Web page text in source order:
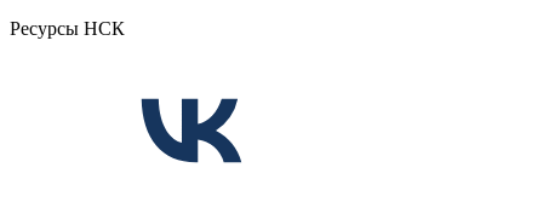
Ресурсы НСК